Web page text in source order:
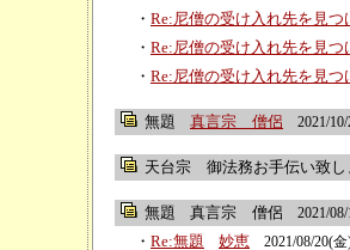
・ Re:尼僧の受け入れ先を見つ
・ Re:尼僧の受け入れ先を見つ
・ Re:尼僧の受け入れ先を見つ
無題 真言宗 僧侶 2021/
天台宗 御法務お手伝い致し
無題 真言宗 僧侶 2021/
・ Re:無題 妙恵 2021/08/20(